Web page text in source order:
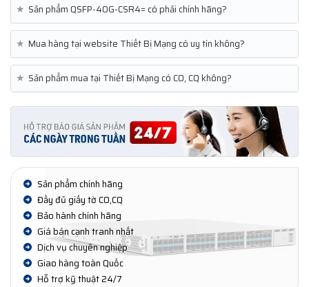
★ Sản phẩm QSFP-40G-CSR4= có phải chính hãng?
★ Mua hàng tại website Thiết Bị Mạng có uy tín không?
★ Sản phẩm mua tại Thiết Bị Mạng có CO, CQ không?
Sản phẩm chính hãng
Đầy đủ giấy tờ CO,CQ
Bảo hành chính hãng
Giá bán cạnh tranh nhất
Dịch vụ chuyên nghiệp
Giao hàng toàn Quốc
Hỗ trợ kỹ thuật 24/7